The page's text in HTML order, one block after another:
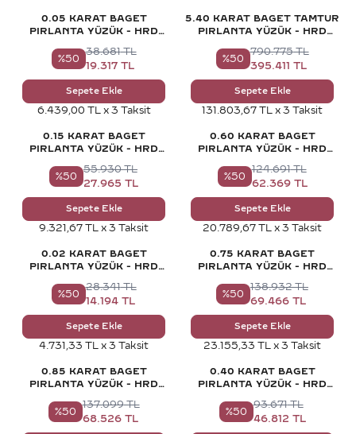
0.05 KARAT BAGET
PIRLANTA YÜZÜK - HRD
%50
38.681TL
19.317TL
Sepete Ekle
6.439,00 TL x 3 Taksit
5.40 KARAT BAGET TAMTUR
PIRLANTA YÜZÜK - HRD
%50
790.775TL
395.411 TL
Sepete Ekle
131.803,67 TL x 3 Taksit
0.15 KARAT BAGET
PIRLANTA YÜZÜK - HRD
%50
55.930TL
27.965 TL
Sepete Ekle
9.321,67 TL x 3 Taksit
0.60 KARAT BAGET
PIRLANTA YÜZÜK - HRD
%50
124.691TL
62.369TL
Sepete Ekle
20.789,67 TL x 3 Taksit
0.02 KARAT BAGET
PIRLANTA YÜZÜK - HRD
%50
28.341TL
14.194TL
Sepete Ekle
4.731,33 TL x 3 Taksit
0.75 KARAT BAGET
PIRLANTA YÜZÜK - HRD
%50
138.932TL
69.466 TL
Sepete Ekle
23.155,33 TL x 3 Taksit
0.85 KARAT BAGET
PIRLANTA YÜZÜK - HRD
%50
137.099TL
68.526TL
0.40 KARAT BAGET
PIRLANTA YÜZÜK - HRD
%50
93.671TL
46.812 TL